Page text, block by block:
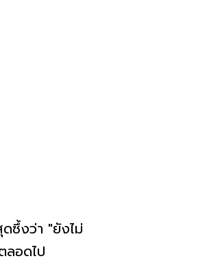
ซึ้งว่า "ยังไม่
ลอดไป